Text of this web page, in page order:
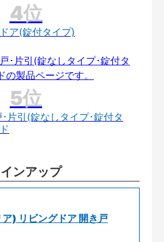
ア(錠付タイプ)
片引(錠なしタイプ･錠付タ
ンアップ
) リビングドア 開き戸